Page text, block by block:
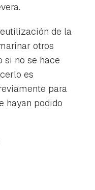
de la
otros
si no se hace
es
para
hayan podido